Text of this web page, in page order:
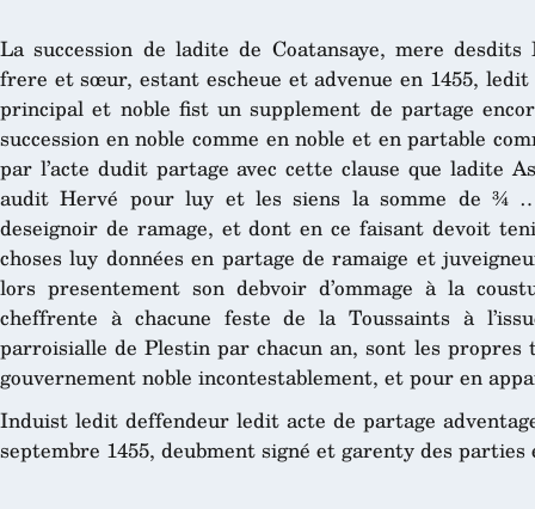
La succession de ladite de Coatansaye, mere
frere et sœur, estant escheue et advenue en 1455,
principal et noble fist un supplement de partage
succession en noble comme en noble et en partable
par l’acte dudit partage avec cette clause que ladite
audit Hervé pour luy et les siens la somme de ¾ …
deseignoir de ramage, et dont en ce faisant devoit
choses luy données en partage de ramaige et
lors presentement son debvoir d’ommage à la
cheffrente à chacune feste de la Toussaints à
parroisialle de Plestin par chacun an, sont les
gouvernement noble incontestablement, et pour en
Induist ledit deffendeur ledit acte de partage
septembre 1455, deubment signé et garenty des